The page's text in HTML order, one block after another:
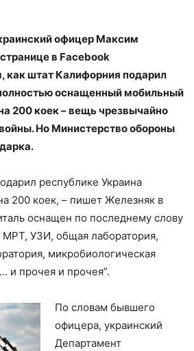
офицер Максим
в Facebook
как штат Калифорния подарил
оснащенный мобильный
200 коек – вещь чрезвычайно
Но Министерство обороны
республике Украина
200 коек, – пишет Железняк в
оснащен по последнему слову
МРТ, УЗИ, общая лаборатория,
микробиологическая
и прочея и прочея”.
По словам бывшего
офицера, украинский
Департамент